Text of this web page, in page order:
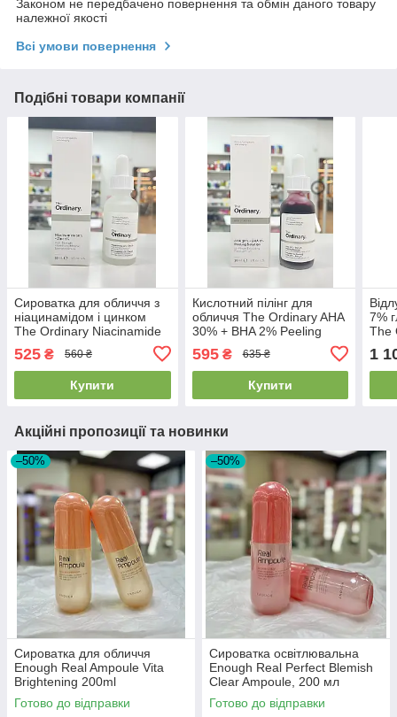
Законом не передбачено повернення та обмін даного товару
належної якості
Всі умови повернення
Подібні товари компанії
Сироватка для обличчя з
ніацинамідом і цинком
The Ordinary Niacinamide
10% + Zinc PCA 1% 30 мл
525 ₴ 560 ₴
Купити
Кислотний пілінг для
обличчя The Ordinary AHA
30% + BHA 2% Peeling
595₴ 635 ₴
Купити
7%
The
1
Акційні пропозиції та новинки
–50%
Сироватка для обличчя
Enough Real Ampoule Vita
Brightening 200ml
Готово до відправки
–50%
Сироватка освітлювальна
Enough Real Perfect Blemish
Clear Ampoule, 200 мл
Готово до відправки